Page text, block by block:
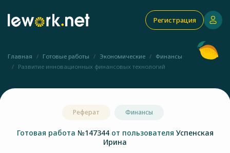
Регистрация
Главная Готовые работы Экономические
Финансы
Развитие инновационных финансовых технологий
Реферат Финансы
Готовая работа №147344 от пользователя Успенская
Ирина